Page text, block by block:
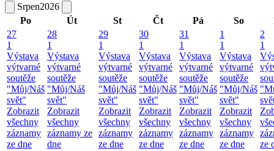
Srpen2026
Po
Út St Čt Pá So
27
1
Výstava
výtvarné
soutěže
"Můj/Náš
svět"
Zobrazit
všechny
záznamy
ze dne
28
1
Výstava
výtvarné
soutěže
"Můj/Náš
svět"
Zobrazit
všechny
záznamy ze
dne
29
1
Výstava
výtvarné
soutěže
"Můj/Náš
svět"
Zobrazit
všechny
záznamy
ze dne
30
1
Výstava
výtvarné
soutěže
"Můj/Náš
svět"
Zobrazit
všechny
záznamy
ze dne
31
1
Výstava
výtvarné
soutěže
"Můj/Náš
svět"
Zobrazit
všechny
záznamy
ze dne
1
1
Výstava
výtvarné
soutěže
"Můj/Náš
svět"
Zobrazit
všechny
záznamy
ze dne
2
1
ze